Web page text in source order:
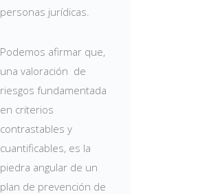
personas jurídicas.
Podemos afirmar que,
una valoración de
riesgos fundamentada
en criterios
contrastables y
cuantificables, es la
piedra angular de un
plan de prevención de